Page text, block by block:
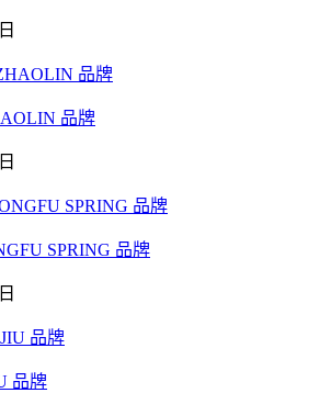
品牌
SPRING 品牌
品牌